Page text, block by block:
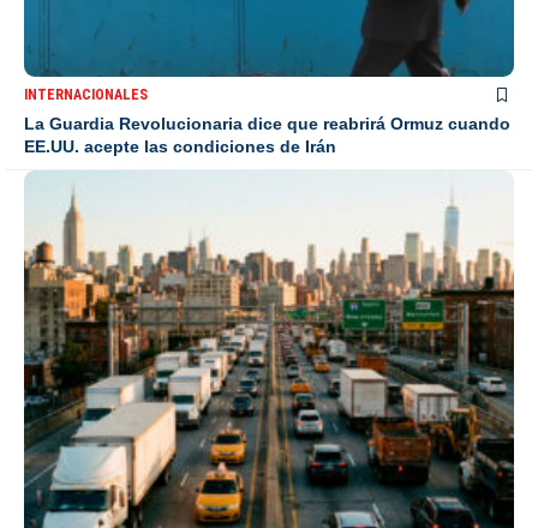
INTERNACIONALES
La Guardia Revolucionaria dice que reabrirá Ormuz cuando
EE.UU. acepte las condiciones de Irán